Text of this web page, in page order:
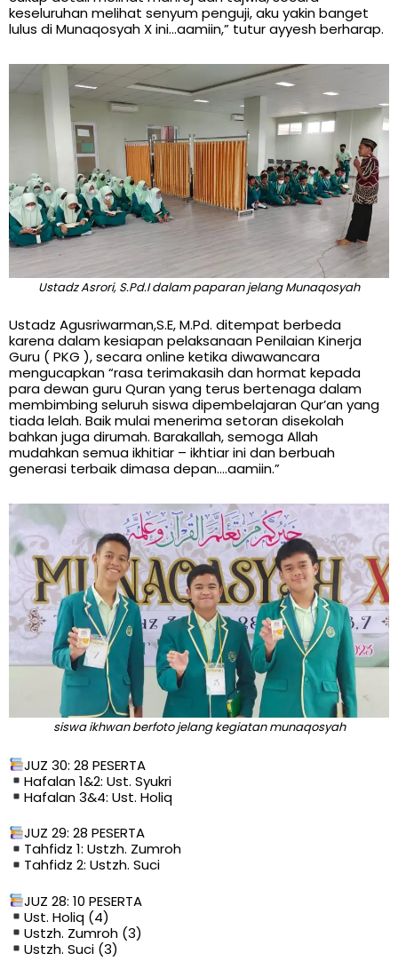
keseluruhan melihat senyum penguji, aku yakin banget
lulus di Munaqosyah X ini…aamiin,” tutur ayyesh berharap.
Ustadz Asrori, S.Pd.I dalam paparan jelang Munaqosyah
Ustadz Agusriwarman,S.E, M.Pd. ditempat berbeda
karena dalam kesiapan pelaksanaan Penilaian Kinerja
Guru ( PKG ), secara online ketika diwawancara
mengucapkan “rasa terimakasih dan hormat kepada
para dewan guru Quran yang terus bertenaga dalam
membimbing seluruh siswa dipembelajaran Qur’an yang
tiada lelah. Baik mulai menerima setoran disekolah
bahkan juga dirumah. Barakallah, semoga Allah
mudahkan semua ikhitiar – ikhtiar ini dan berbuah
generasi terbaik dimasa depan….aamiin.”
siswa ikhwan berfoto jelang kegiatan munaqosyah
JUZ 30: 28 PESERTA
Hafalan 1&2: Ust. Syukri
Hafalan 3&4: Ust. Holiq
JUZ 29: 28 PESERTA
Tahfidz 1: Ustzh. Zumroh
Tahfidz 2: Ustzh. Suci
JUZ 28: 10 PESERTA
Ust. Holiq (4)
Ustzh. Zumroh (3)
Ustzh. Suci (3)